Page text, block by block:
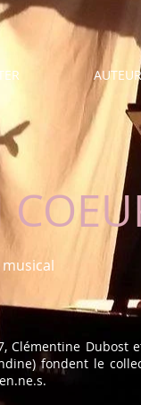
Clémentine Dubost
fondent le